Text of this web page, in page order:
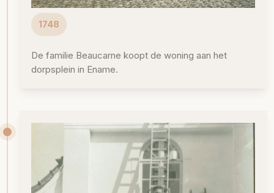
1748
De familie Beaucarne koopt de woning aan het
dorpsplein in Ename.